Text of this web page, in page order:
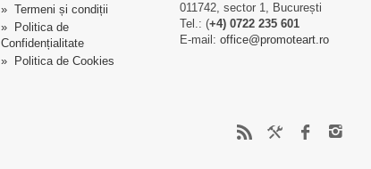
» Termeni și condiții
»
Politica de
Confidențialitate
»
Politica de Cookies
011742, sector 1, București
Tel.: (+4) 0722 235 601
E-mail: office@promoteart.ro